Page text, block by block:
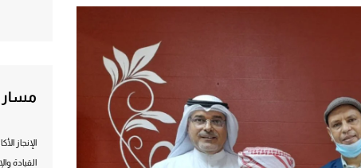
مسار
الإنجاز
القيادة